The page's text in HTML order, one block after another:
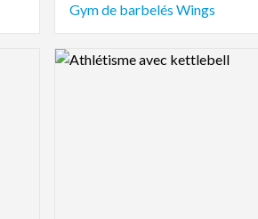
Gym de barbelés Wings
Logo Preview Image